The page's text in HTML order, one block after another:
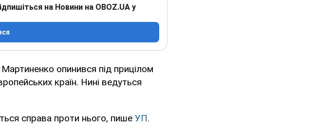
на Новини на OBOZ.UA у
опинився під прицілом
країн. Нині ведуться
справа проти нього, пише УП.